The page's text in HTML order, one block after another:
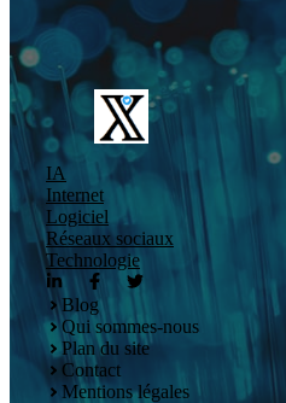
IA
Internet
Logiciel
Réseaux sociaux
Technologie
Blog
Qui sommes-nous
Plan du site
Contact
Mentions légales